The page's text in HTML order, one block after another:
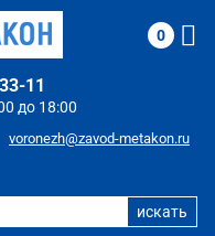
до 18:00
11
voronezh@zavod-metakon.ru
0